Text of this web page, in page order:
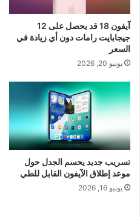
آيفون 18 قد يحصل على 12
جيجابايت رامات دون أي زيادة في
السعر
يونيو 20, 2026
تسريب جديد يحسم الجدل حول
موعد إطلاق الآيفون القابل للطي
يونيو 16, 2026